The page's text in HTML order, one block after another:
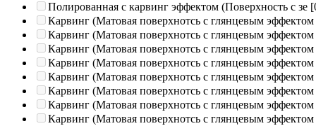
Полированная c карвинг эффектом (Поверхность с зе
Карвинг (Матовая поверхнотсь с глянцевым эффектом
Карвинг (Матовая поверхнотсь с глянцевым эффектом
Карвинг (Матовая поверхнотсь с глянцевым эффектом
Карвинг (Матовая поверхнотсь с глянцевым эффектом
Карвинг (Матовая поверхнотсь с глянцевым эффектом
Карвинг (Матовая поверхнотсь с глянцевым эффектом
Карвинг (Матовая поверхнотсь с глянцевым эффектом
Карвинг (Матовая поверхнотсь с глянцевым эффектом